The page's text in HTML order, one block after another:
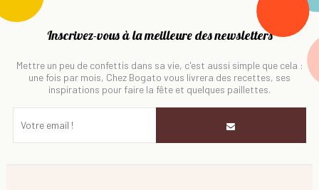
Inscrivez-vous à la meilleure des newsletters
Mettre un peu de confettis dans sa vie, c'est aussi simple que cela :
une fois par mois, Chez Bogato vous livrera des recettes, ses
inspirations pour faire la fête et quelques paillettes.